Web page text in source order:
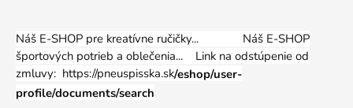
Náš E-SHOP pre kreatívne ručičky... Náš E-SHOP
športových potrieb a oblečenia... Link na odstúpenie od
zmluvy: https://pneuspisska.sk/eshop/user-
profile/documents/search